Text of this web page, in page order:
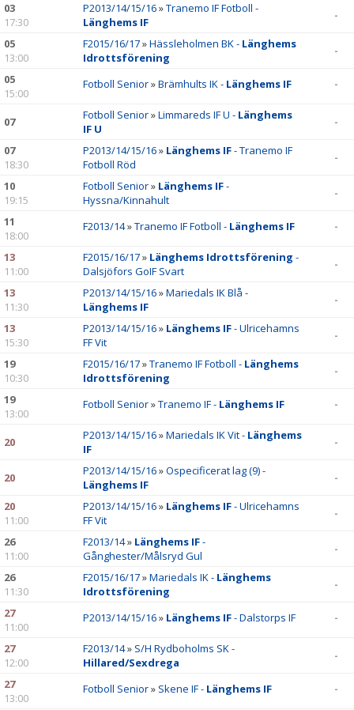
03
17:30
P2013/14/15/16»Tranemo IF Fotboll -
Länghems IF
-
05
13:00
F2015/16/17»Hässleholmen BK - Länghems
Idrottsförening
-
05
15:00
Fotboll Senior»Brämhults IK - Länghems IF -
07 Fotboll Senior»Limmareds IF U - Länghems
IF U
-
07
18:30
P2013/14/15/16» Länghems IF- Tranemo IF
Fotboll Röd
-
10
19:15
Fotboll Senior» Länghems IF-
Hyssna/Kinnahult
-
11
18:00
F2013/14»Tranemo IF Fotboll - Länghems IF -
13
11:00
F2015/16/17» Länghems Idrottsförening -
Dalsjöfors GoIF Svart
-
13
11:30
P2013/14/15/16»Mariedals IK Blå -
Länghems IF
-
13
15:30
P2013/14/15/16» Länghems IF- Ulricehamns
FF Vit
-
19
10:30
F2015/16/17»Tranemo IF Fotboll - Länghems
Idrottsförening
-
19
13:00
Fotboll Senior»Tranemo IF - Länghems IF -
20 P2013/14/15/16»Mariedals IK Vit - Länghems
IF
-
20 P2013/14/15/16»Ospecificerat lag (9) -
Länghems IF
-
20
11:00
P2013/14/15/16» Länghems IF- Ulricehamns
FF Vit
-
26
11:00
F2013/14» Länghems IF-
Gånghester/Målsryd Gul
-
26
11:30
F2015/16/17»Mariedals IK - Länghems
Idrottsförening
-
27
11:00
P2013/14/15/16» Länghems IF- Dalstorps IF -
27
12:00
F2013/14» S/H Rydboholms SK -
Hillared/Sexdrega
-
27
13:00
Fotboll Senior» Skene IF - Länghems IF -